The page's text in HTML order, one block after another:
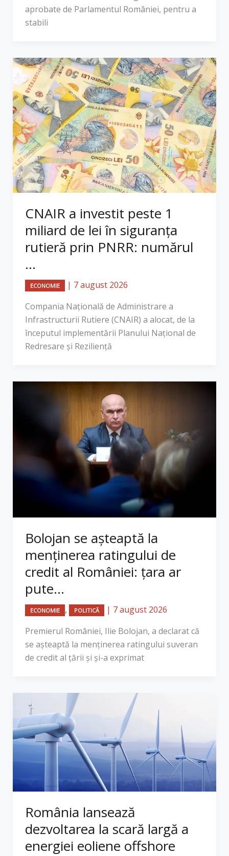
aprobate de Parlamentul României, pentru a
stabili
CNAIR a investit peste 1
miliard de lei în siguranța
rutieră prin PNRR: numărul
...
ECONOMIE | 7 august 2026
Compania Națională de Administrare a
Infrastructurii Rutiere (CNAIR) a alocat, de la
începutul implementării Planului Național de
Redresare și Reziliență
Bolojan se așteaptă la
menținerea ratingului de
credit al României: țara ar
pute...
ECONOMIE , POLITICĂ | 7 august 2026
Premierul României, Ilie Bolojan, a declarat că
se așteaptă la menținerea ratingului suveran
de credit al țării și și-a exprimat
România lansează
dezvoltarea la scară largă a
energiei eoliene offshore